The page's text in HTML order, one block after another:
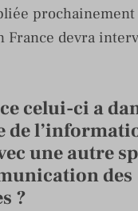
prochainement
France devra
celui-ci a
une autre
des
?